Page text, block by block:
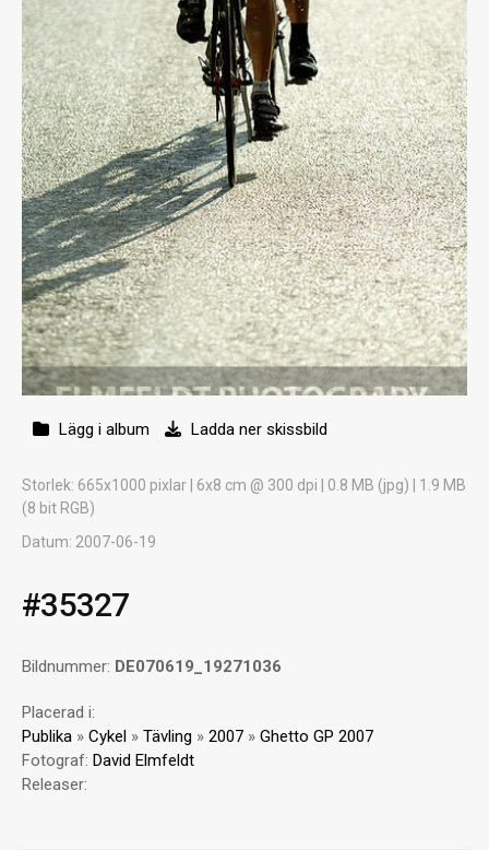
Lägg i album Ladda ner skissbild
Storlek: 665x1000 pixlar | 6x8 cm @ 300 dpi | 0.8 MB (jpg) | 1.9 MB
(8 bit RGB)
Datum: 2007-06-19
#35327
Bildnummer: DE070619_19271036
Placerad i:
Publika » Cykel » Tävling » 2007 » Ghetto GP 2007
Fotograf: David Elmfeldt
Releaser: